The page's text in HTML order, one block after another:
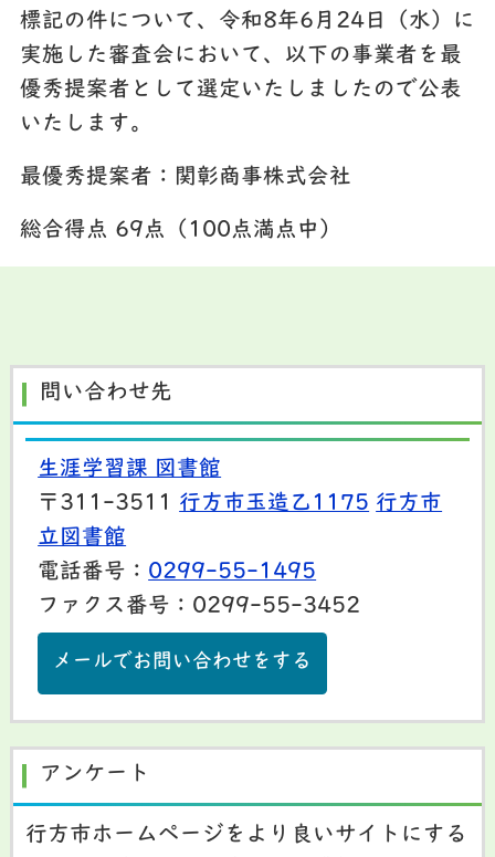
標記の件について、令和8年6月24日（水）に
実施した審査会において、以下の事業者を最
優秀提案者として選定いたしましたので公表
いたします。
最優秀提案者：関彰商事株式会社
総合得点 69点（100点満点中）
問い合わせ先
生涯学習課 図書館
〒311-3511 行方市玉造乙1175 行方市
立図書館
電話番号： 0299-55-1495
ファクス番号：0299-55-3452
メールでお問い合わせをする
アンケート
行方市ホームページをより良いサイトにする